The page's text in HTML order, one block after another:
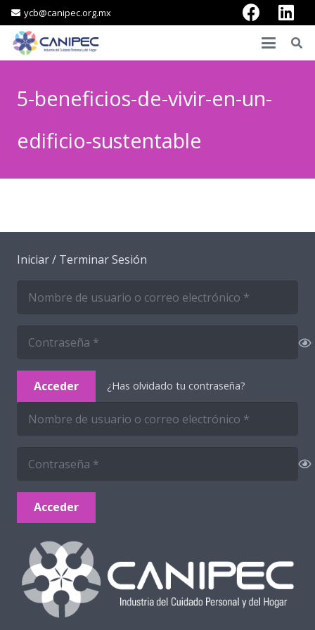
ycb@canipec.org.mx
5-beneficios-de-vivir-en-un-
edificio-sustentable
Iniciar / Terminar Sesión
Acceder ¿Has olvidado tu contraseña?
Acceder